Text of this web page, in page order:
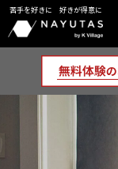
苦手を好きに 好きが得意に